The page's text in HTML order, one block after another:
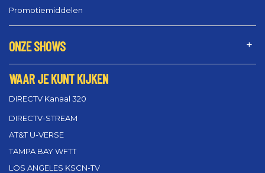
Promotiemiddelen
ONZE SHOWS
WAAR JE KUNT KIJKEN
DIRECTV Kanaal 320
DIRECTV-STREAM
AT&T U-VERSE
TAMPA BAY WFTT
LOS ANGELES KSCN-TV